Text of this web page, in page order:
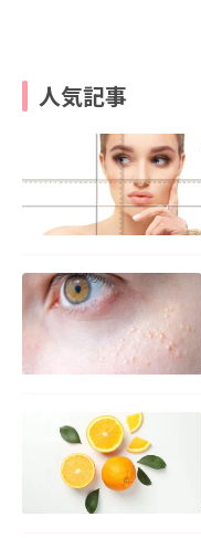
人気記事